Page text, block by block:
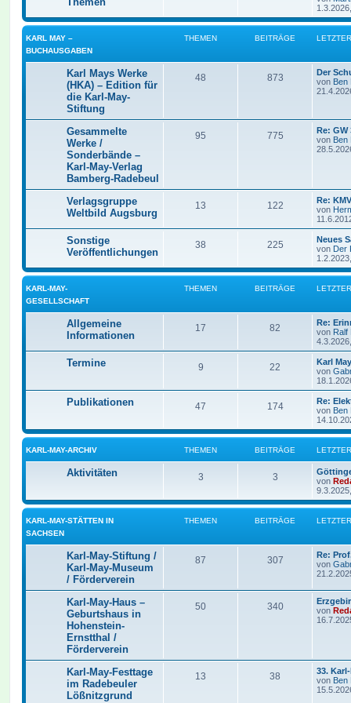
KARL MAY –
BUCHAUSGABEN
THEMEN BEITRÄGE
Karl Mays Werke
(HKA) – Edition für
die Karl-May-
Stiftung
48 873
Der
von Ben
Gesammelte
Werke /
Sonderbände –
Karl-May-Verlag
Bamberg-Radebeul
95 775
Re: GW
von Ben
Verlagsgruppe
Weltbild Augsburg
13 122
Re:
von
Sonstige
Veröffentlichungen
38 225
Neues
von Der
KARL-MAY-
GESELLSCHAFT
THEMEN BEITRÄGE
Allgemeine
Informationen
17 82
Re:
von Ralf
Termine 9 22
Karl
von
Publikationen 47 174
Re:
von Ben
KARL-MAY-ARCHIV THEMEN BEITRÄGE
Aktivitäten 3 3
von
KARL-MAY-STÄTTEN IN
SACHSEN
THEMEN BEITRÄGE
Karl-May-Stiftung /
Karl-May-Museum
/ Förderverein
87 307
Re:
von
Karl-May-Haus –
Geburtshaus in
Hohenstein-
Ernstthal /
Förderverein
50 340
von
Karl-May-Festtage
im Radebeuler
Lößnitzgrund
13 38
33.
von Ben